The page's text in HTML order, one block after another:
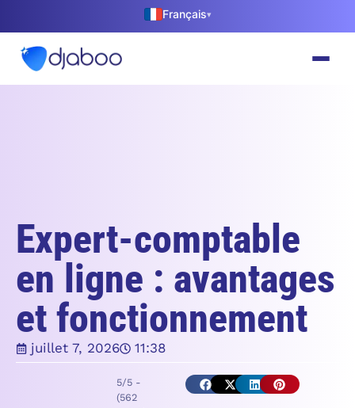
Français▾
Expert-comptable
en ligne : avantages
et fonctionnement
juillet 7, 2026 11:38
5/5 -
(562